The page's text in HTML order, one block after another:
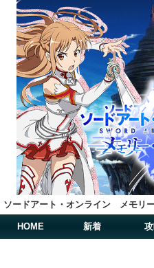
ソードアート・オンライン メモリ
HOME 新着